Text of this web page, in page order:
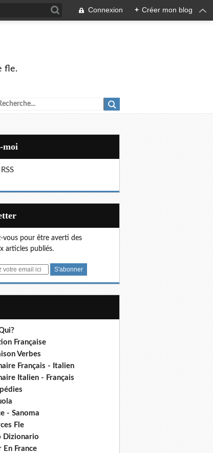
Connexion + Créer mon blog
fle.
moi
vous pour être averti des
articles publiés.
Française
Verbes
Français - Italien
Italien - Français
- Sanoma
Fle
Dizionario
En France